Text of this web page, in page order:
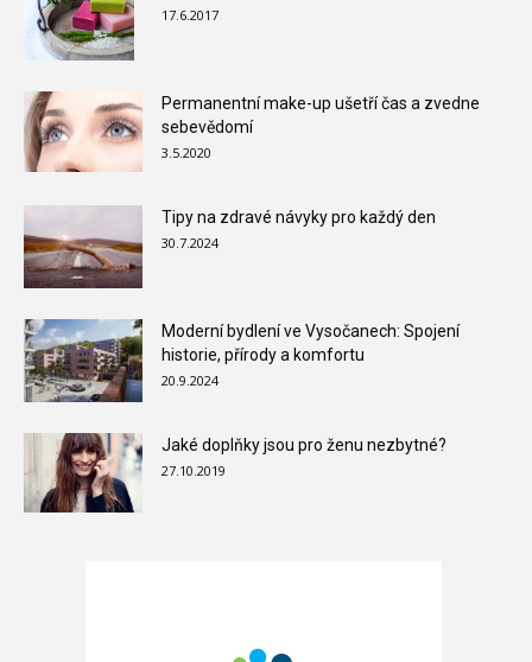
17.6.2017
Permanentní make-up ušetří čas a zvedne
sebevědomí
3.5.2020
Tipy na zdravé návyky pro každý den
30.7.2024
Moderní bydlení ve Vysočanech: Spojení
historie, přírody a komfortu
20.9.2024
Jaké doplňky jsou pro ženu nezbytné?
27.10.2019